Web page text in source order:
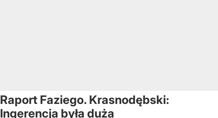
Raport Faziego. Krasnodębski:
Ingerencja była duża